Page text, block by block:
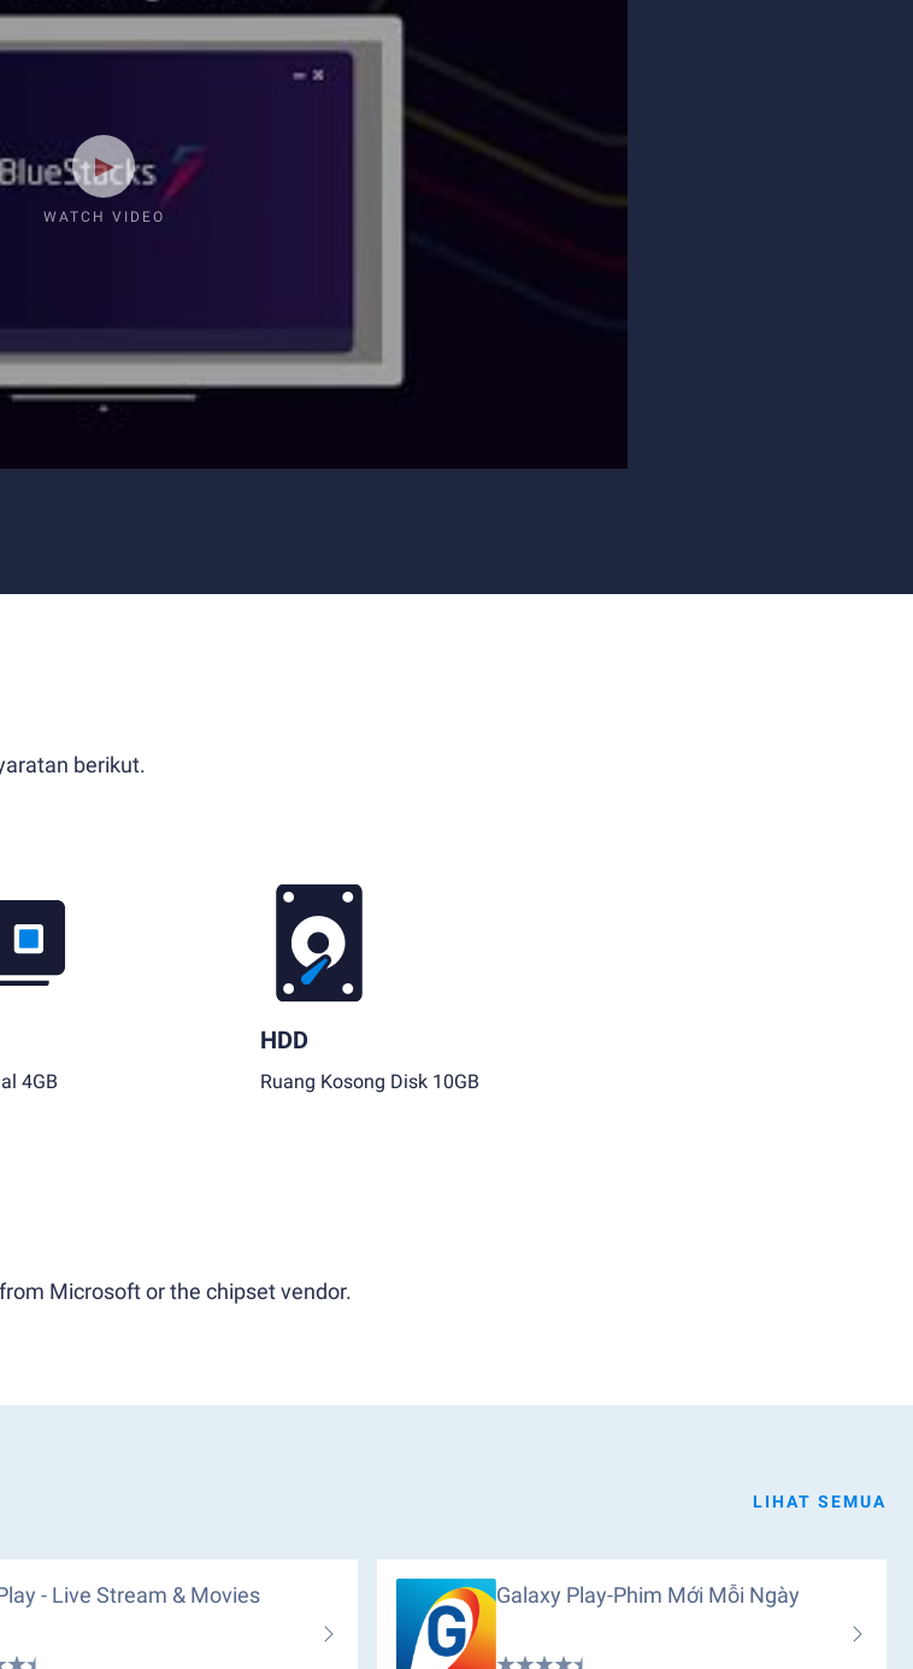
WATCH VIDEO
berikut.
4GB
HDD
Ruang Kosong Disk 10GB
Microsoft or the chipset vendor.
LIHAT SEMUA
- Live Stream & Movies Galaxy Play-Phim Mới Mỗi Ngày